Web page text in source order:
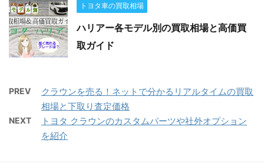
トヨタ車の買取相場
ハリアー各モデル別の買取相場と高価買
取ガイド
PREV
クラウンを売る！ネットで分かるリアルタイムの買取
相場と下取り査定価格
NEXT
トヨタ クラウンのカスタムパーツや社外オプション
を紹介